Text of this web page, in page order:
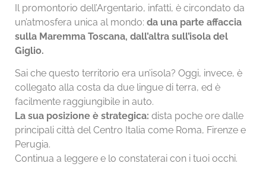
Il promontorio dell’Argentario, infatti, è circondato da
un’atmosfera unica al mondo: da una parte affaccia
sulla Maremma Toscana, dall’altra sull’isola del
Giglio.
Sai che questo territorio era un’isola? Oggi, invece, è
collegato alla costa da due lingue di terra, ed è
facilmente raggiungibile in auto.
La sua posizione è strategica: dista poche ore dalle
principali città del Centro Italia come Roma, Firenze e
Perugia.
Continua a leggere e lo constaterai con i tuoi occhi.